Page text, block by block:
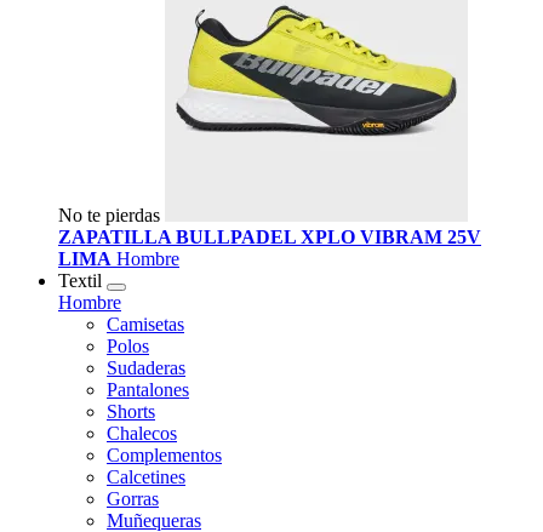
No te pierdas
ZAPATILLA BULLPADEL XPLO VIBRAM 25V
LIMA Hombre
Textil
Hombre
Camisetas
Polos
Sudaderas
Pantalones
Shorts
Chalecos
Complementos
Calcetines
Gorras
Muñequeras